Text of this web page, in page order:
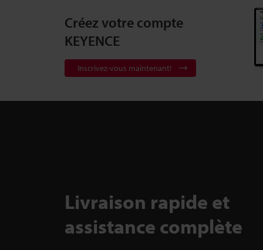
Créez votre compte
KEYENCE
Inscrivez-vous maintenant!
Livraison rapide et
assistance complète